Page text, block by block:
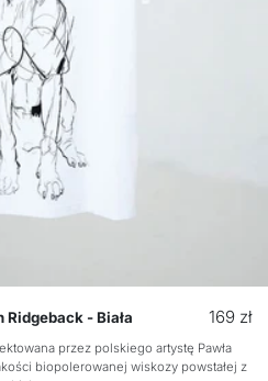
- Biała
Cena
169 zł
przez polskiego artystę Pawła
biopolerowanej wiskozy powstałej z